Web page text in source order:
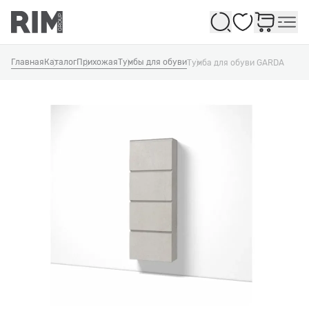
Избранное
Главная КаталогПрихожаяТумбы для обувиТумба для обуви GARDA